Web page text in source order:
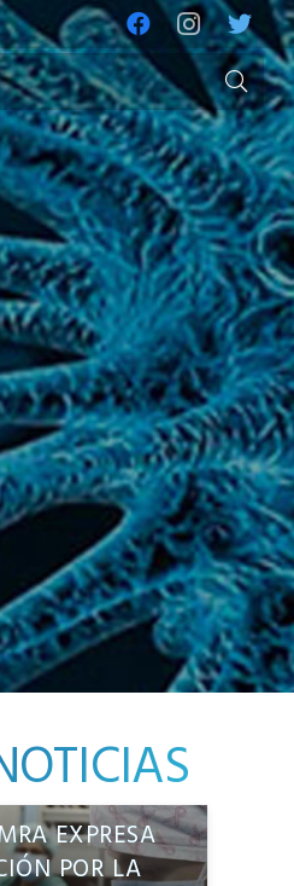
EXPRESA
POR LA